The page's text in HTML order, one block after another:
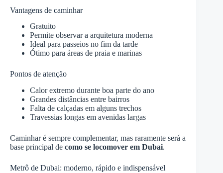
Vantagens de caminhar
Gratuito
Permite observar a arquitetura moderna
Ideal para passeios no fim da tarde
Ótimo para áreas de praia e marinas
Pontos de atenção
Calor extremo durante boa parte do ano
Grandes distâncias entre bairros
Falta de calçadas em alguns trechos
Travessias longas em avenidas largas
Caminhar é sempre complementar, mas raramente será a
base principal de como se locomover em Dubai.
Metrô de Dubai: moderno, rápido e indispensável